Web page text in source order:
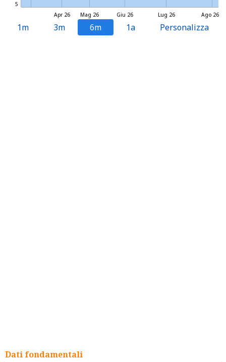
Apr 26 Giu 26 Ago 26
Mag 26 Lug 26
5
1m 3m 6m 1a Personalizza
Dati fondamentali